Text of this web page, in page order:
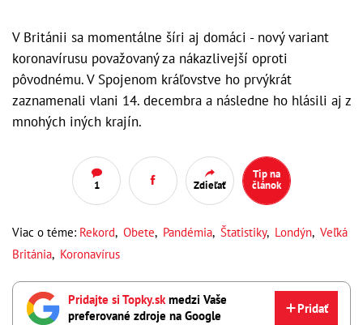
V Británii sa momentálne šíri aj domáci - nový variant
koronavírusu považovaný za nákazlivejší oproti
pôvodnému. V Spojenom kráľovstve ho prvýkrát
zaznamenali vlani 14. decembra a následne ho hlásili aj z
mnohých iných krajín.
1 Zdieľať
Tip na
článok
Viac o téme: Rekord, Obete, Pandémia, Štatistiky, Londýn, Veľká
Británia, Koronavírus
Pridajte si Topky.skmedzi Vaše
preferované zdroje na Google
Pridať